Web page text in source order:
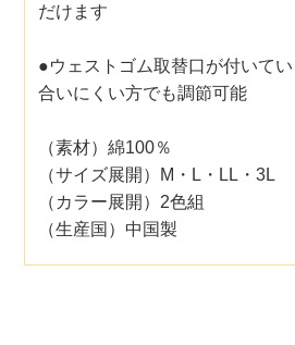
だけます
●ウェストゴム取替口が付いて
合いにくい方でも調節可能
（素材）綿100％
（サイズ展開）M・L・LL・3L
（カラー展開）2色組
（生産国）中国製